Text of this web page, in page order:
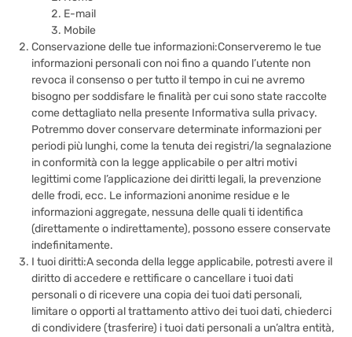
E-mail
Mobile
Conservazione delle tue informazioni:Conserveremo le tue
informazioni personali con noi fino a quando l’utente non
revoca il consenso o per tutto il tempo in cui ne avremo
bisogno per soddisfare le finalità per cui sono state raccolte
come dettagliato nella presente Informativa sulla privacy.
Potremmo dover conservare determinate informazioni per
periodi più lunghi, come la tenuta dei registri/la segnalazione
in conformità con la legge applicabile o per altri motivi
legittimi come l’applicazione dei diritti legali, la prevenzione
delle frodi, ecc. Le informazioni anonime residue e le
informazioni aggregate, nessuna delle quali ti identifica
(direttamente o indirettamente), possono essere conservate
indefinitamente.
I tuoi diritti:A seconda della legge applicabile, potresti avere il
diritto di accedere e rettificare o cancellare i tuoi dati
personali o di ricevere una copia dei tuoi dati personali,
limitare o opporti al trattamento attivo dei tuoi dati, chiederci
di condividere (trasferire) i tuoi dati personali a un’altra entità,